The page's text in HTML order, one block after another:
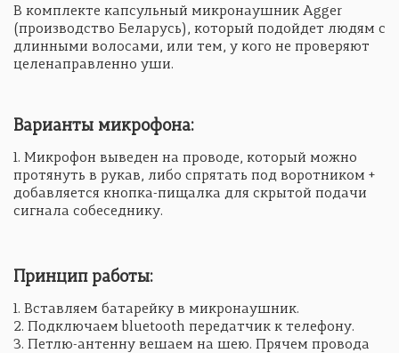
В комплекте капсульный микронаушник Agger
(производство Беларусь), который подойдет людям с
длинными волосами, или тем, у кого не проверяют
целенаправленно уши.
Варианты микрофона:
1. Микрофон выведен на проводе, который можно
протянуть в рукав, либо спрятать под воротником +
добавляется кнопка-пищалка для скрытой подачи
сигнала собеседнику.
Принцип работы:
1. Вставляем батарейку в микронаушник.
2. Подключаем bluetooth передатчик к телефону.
3. Петлю-антенну вешаем на шею. Прячем провода